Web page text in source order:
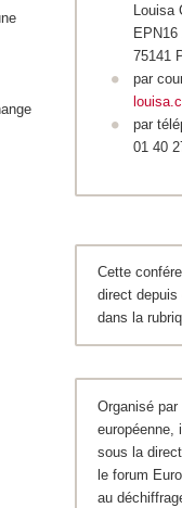
Louisa
EPN16
75141
par
par
01 40
Cette
direct depuis
dans la
Organisé
européenne,
sous la
le forum
au